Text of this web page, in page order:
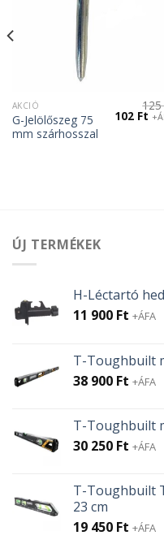
AKCIÓ
G-Jelölőszeg 75
mm szárhosszal
Original
price
102 Ft
ÚJ TERMÉKEK
H-Léctartó
11 900 Ft +ÁFA
T-Toughbuilt
38 900 Ft +ÁFA
T-Toughbuilt
30 250 Ft +ÁFA
T-Toughbuilt
23 cm
19 450 Ft +ÁFA